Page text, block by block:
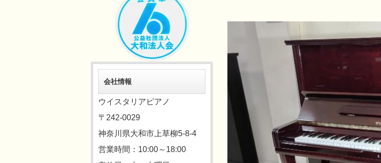
会社情報
ウイスタリアピアノ
〒242-0029
神奈川県大和市上草柳5-8-4
営業時間：10:00～18:00